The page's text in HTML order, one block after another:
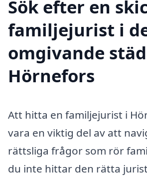
Sök efter en
familjejurist i
omgivande
Hörnefors
Att hitta en familjejurist i
vara en viktig del av att
rättsliga frågor som rör
du inte hittar den rätta